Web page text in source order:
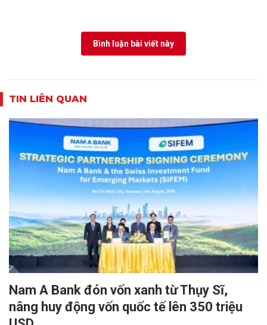
Bình luận bài viết này
TIN LIÊN QUAN
Nam A Bank đón vốn xanh từ Thụy Sĩ,
nâng huy động vốn quốc tế lên 350 triệu